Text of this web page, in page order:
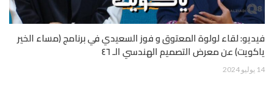
فيديو: لقاء لولوة المعتوق و فوز السعيدي في برنامج (مساء الخير
ياكويت) عن معرض التصميم الهندسي الـ ٤٦
14 يوليو 2024